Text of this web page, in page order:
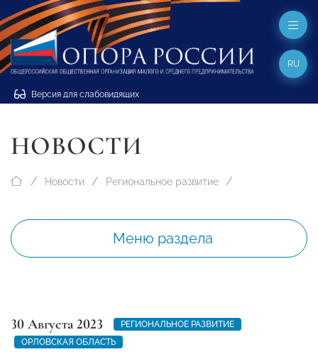
Версия для слабовидящих
RU
НОВОСТИ
Новости Региональное развитие
Меню раздела
30 Августа 2023
РЕГИОНАЛЬНОЕ РАЗВИТИЕ
ОРЛОВСКАЯ ОБЛАСТЬ